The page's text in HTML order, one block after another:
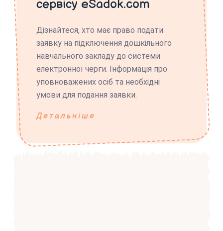
сервісу eSadok.com
Дізнайтеся, хто має право подати
заявку на підключення дошкільного
навчального закладу до системи
електронної черги. Інформація про
уповноважених осіб та необхідні
умови для подання заявки.
Детальніше